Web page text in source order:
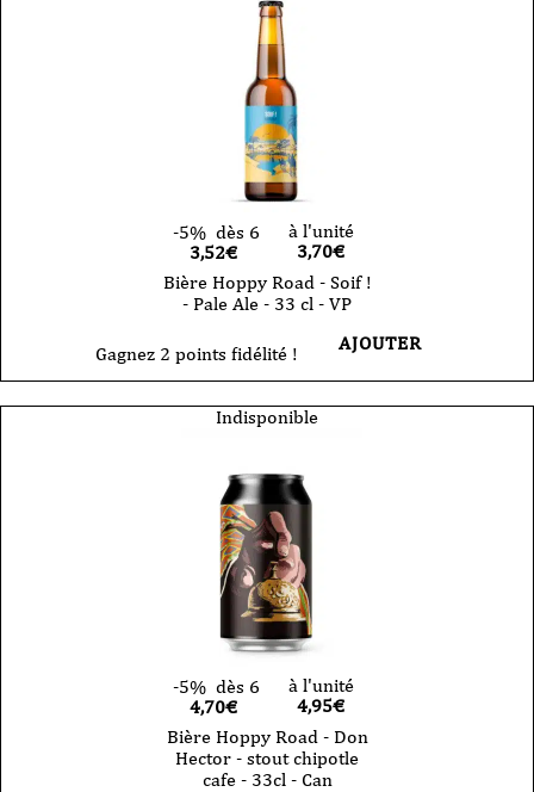
-5% dès 6
3,52€
à l'unité
3,70€
Bière Hoppy Road - Soif !
- Pale Ale - 33 cl - VP
Gagnez 2 points fidélité ! AJOUTER
Indisponible
-5% dès 6
4,70€
à l'unité
4,95€
Bière Hoppy Road - Don
Hector - stout chipotle
cafe - 33cl - Can